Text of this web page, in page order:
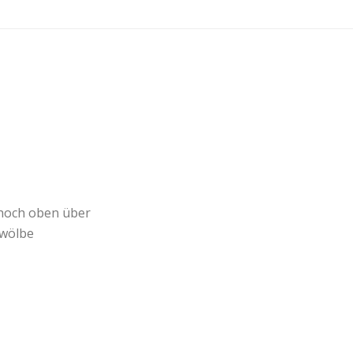
oben über